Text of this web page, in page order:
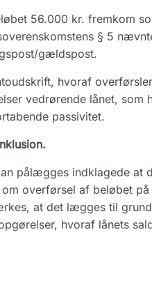
56.000 kr. fremkom
§ 5
gældspost.
hvoraf
vedrørende lånet, som
passivitet.
pålægges indklagede at
overførsel af beløbet
at det lægges til
hvoraf lånets